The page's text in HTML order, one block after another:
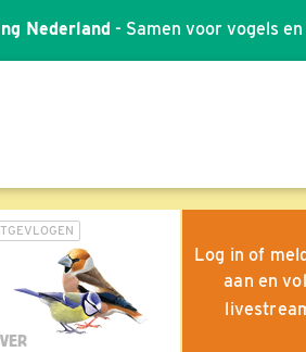
Nederland - Samen voor vogels
Log in of
aan en